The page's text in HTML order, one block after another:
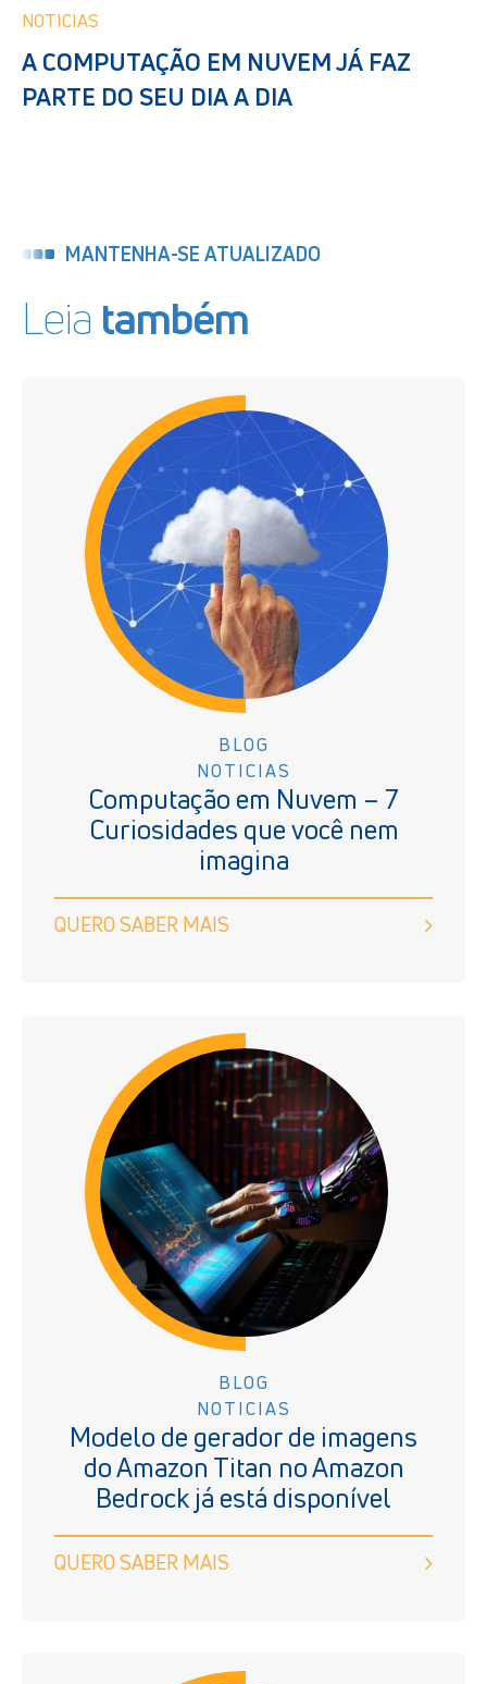
NOTICIAS
A COMPUTAÇÃO EM NUVEM JÁ FAZ
PARTE DO SEU DIA A DIA
MANTENHA-SE ATUALIZADO
Leia também
BLOG
NOTICIAS
Computação em Nuvem – 7
Curiosidades que você nem
imagina
QUERO SABER MAIS
BLOG
NOTICIAS
Modelo de gerador de imagens
do Amazon Titan no Amazon
Bedrock já está disponível
QUERO SABER MAIS